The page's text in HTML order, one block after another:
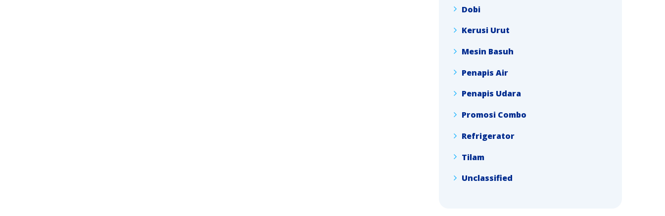
Dobi
Kerusi Urut
Mesin Basuh
Penapis Air
Penapis Udara
Promosi Combo
Refrigerator
Tilam
Unclassified